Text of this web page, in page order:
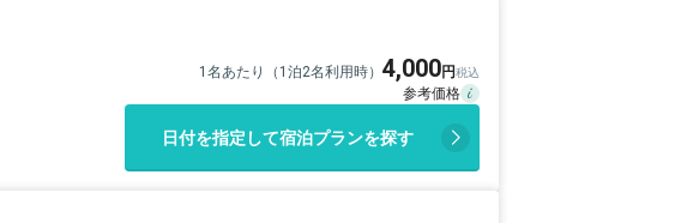
1名あたり（1泊2名利用時） 4,000
日付を指定して宿泊プランを探す